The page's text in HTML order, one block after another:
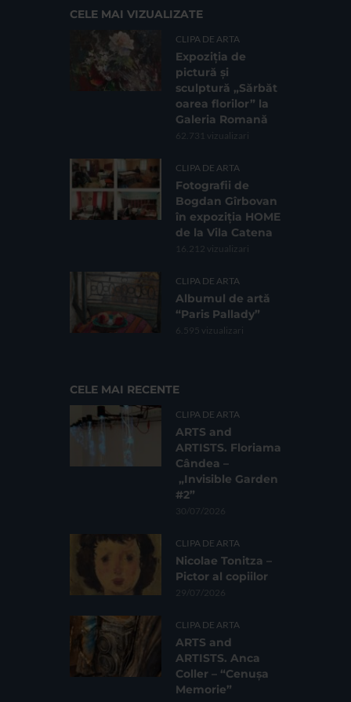
CELE MAI VIZUALIZATE
CLIPA DE ARTA
Expoziția de
pictură și
sculptură „Sărbăt
oarea florilor” la
Galeria Romană
62.731 vizualizari
CLIPA DE ARTA
Fotografii de
Bogdan Gîrbovan
în expoziția HOME
de la Vila Catena
16.212 vizualizari
CLIPA DE ARTA
Albumul de artă
“Paris Pallady”
6.595 vizualizari
CELE MAI RECENTE
CLIPA DE ARTA
ARTS and
ARTISTS. Floriama
Cândea –
„Invisible Garden
#2”
30/07/2026
CLIPA DE ARTA
Nicolae Tonitza –
Pictor al copiilor
29/07/2026
CLIPA DE ARTA
ARTS and
ARTISTS. Anca
Coller – “Cenușa
Memorie”